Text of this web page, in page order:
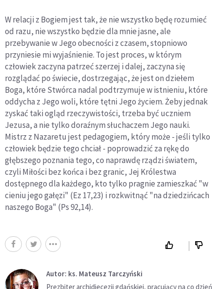
W relacji z Bogiem jest tak, że nie wszystko będę rozumieć
od razu, nie wszystko będzie dla mnie jasne, ale
przebywanie w Jego obecności z czasem, stopniowo
przyniesie mi wyjaśnienie. To jest proces, w którym
człowiek zaczyna patrzeć szerzej i dalej, zaczyna się
rozglądać po świecie, dostrzegając, że jest on dziełem
Boga, które Stwórca nadal podtrzymuje w istnieniu, które
oddycha z Jego woli, które tętni Jego życiem. Żeby jednak
zyskać taki ogląd rzeczywistości, trzeba być uczniem
Jezusa, a nie tylko doraźnym słuchaczem Jego nauki.
Mistrz z Nazaretu jest pedagogiem, który może - jeśli tylko
człowiek będzie tego chciał - poprowadzić za rękę do
głębszego poznania tego, co naprawdę rządzi światem,
czyli Miłości bez końca i bez granic, Jej Królestwa
dostępnego dla każdego, kto tylko pragnie zamieszkać "w
cieniu jego gałęzi" (Ez 17,23) i rozkwitnąć "na dziedzińcach
naszego Boga" (Ps 92,14).
Autor: ks. Mateusz Tarczyński
Prezbiter archidiecezji gdańskiej, pracujący na co dzień